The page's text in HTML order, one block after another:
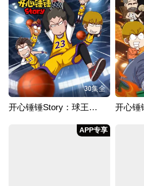
30集全
开心锤锤Story：球王归来
APP专享